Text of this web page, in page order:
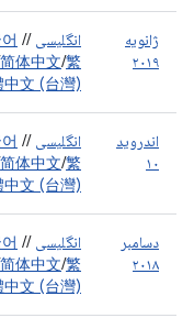
ژانویه
۲۰۱۹
انگلیسی /
/
简体中文/繁
中文 (台灣)
اندروید
۱۰
انگلیسی /
/
简体中文/繁
中文 (台灣)
دسامبر
۲۰۱۸
انگلیسی /
/
简体中文/繁
中文 (台灣)